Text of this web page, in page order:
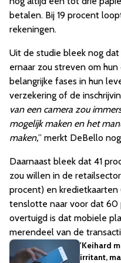
betalen. Bij 19 procent
rekeningen.
Uit de studie bleek nog
ernaar zou streven om
belangrijke fases in hun
verzekering of de
van een camera zou
mogelijk maken en het
maken,” merkt DeBello
Daarnaast bleek dat 41
zou willen in de
procent) en
tenslotte naar voor dat 60
overtuigd is dat mobiele
merendeel van de
'Keihard
irritant,